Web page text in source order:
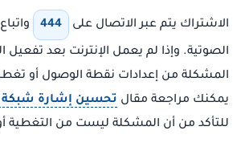
الاشتراك يتم عبر الاتصال على 444
الصوتية. وإذا لم يعمل الإنترنت بعد تفعيل
المشكلة من إعدادات نقطة الوصول أو
يمكنك مراجعة مقال تحسين إشارة شبكة
للتأكد من أن المشكلة ليست من التغطية